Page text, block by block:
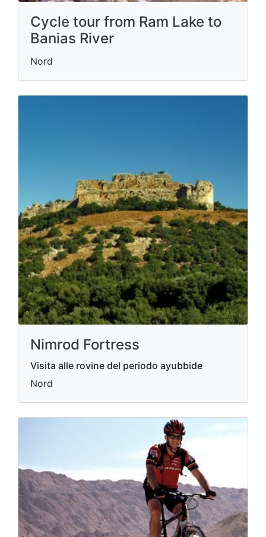
Cycle tour from Ram Lake to
Banias River
Nord
Nimrod Fortress
Visita alle rovine del periodo ayubbide
Nord